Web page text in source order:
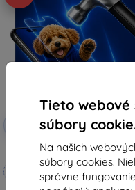
Tieto
súbory
Na našich
súbory cookies.
správne
Zľava s
kupónom
3mk Hammer ochranné
Vyrobené na mieru